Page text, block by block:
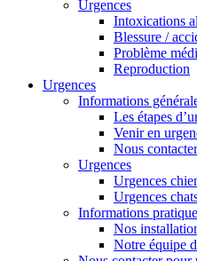
Urgences
Intoxications
Blessure /
Problème
Reproduction
Urgences
Informations
Les étapes
Venir en
Nous contacter
Urgences
Urgences
Urgences
Informations
Nos
Notre équipe